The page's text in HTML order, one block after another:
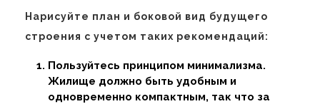
Нарисуйте план и боковой вид будущего
строения с учетом таких рекомендаций:
Пользуйтесь принципом минимализма.
Жилище должно быть удобным и
одновременно компактным, так что за